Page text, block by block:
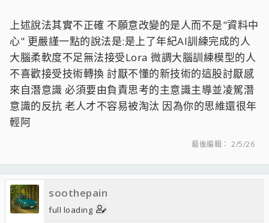
上述說法其實不正確 不願意改變的是人而不是"資料中
心" 更嚴謹一點的說法是:是上了年紀AI訓練完成的人
大腦柔軟度不足無法接受Lora 微調大腦訓練模型的人
不喜歡接受技術轉換 討厭不懂的新技術的這股討厭感
來自潛意識 必須要由負責思考的主意識主導並凌駕潛
意識的反抗 老人才不容易被淘汰 因為你的思維還很年
輕阿
最後編輯： 2/5/26
soothepain
full loading